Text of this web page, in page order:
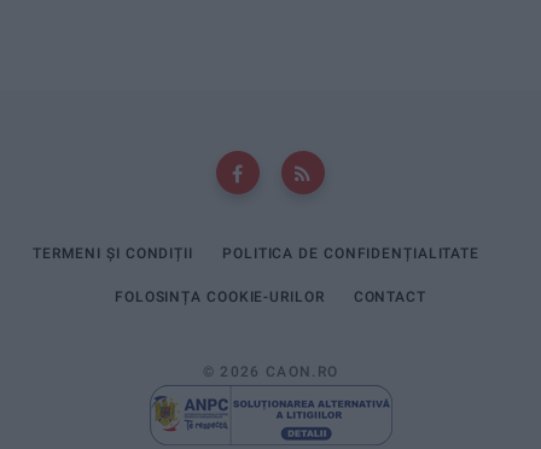
TERMENI ȘI CONDIȚII POLITICA DE CONFIDENȚIALITATE
FOLOSINȚA COOKIE-URILOR CONTACT
© 2026 CAON.RO